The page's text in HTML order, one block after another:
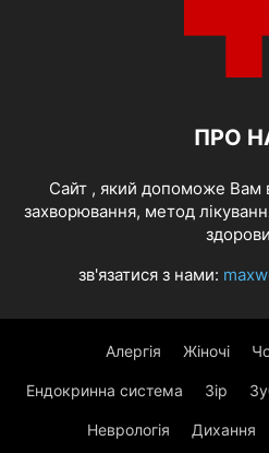
ПРО
Cайт , який допоможе Вам
захворювання, метод
зв'язатися з нами:
Алергія Жіночі
Ендокринна система Зір
Неврологія Дихання